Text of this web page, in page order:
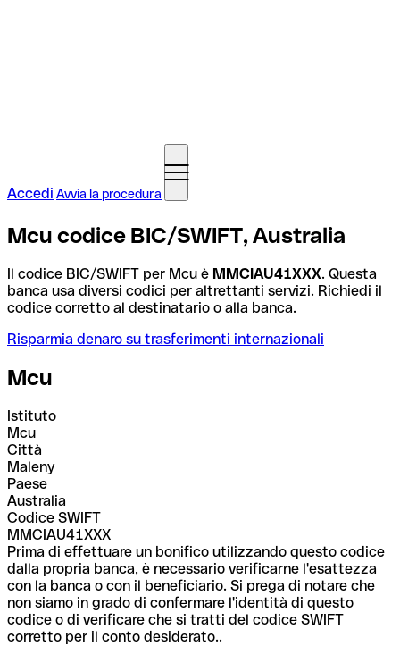
Accedi Avvia la procedura
Mcu codice BIC/SWIFT, Australia
Il codice BIC/SWIFT per Mcu è MMCIAU41XXX. Questa
banca usa diversi codici per altrettanti servizi. Richiedi il
codice corretto al destinatario o alla banca.
Risparmia denaro su trasferimenti internazionali
Mcu
Istituto
Mcu
Città
Maleny
Paese
Australia
Codice SWIFT
MMCIAU41XXX
Prima di effettuare un bonifico utilizzando questo codice
dalla propria banca, è necessario verificarne l'esattezza
con la banca o con il beneficiario. Si prega di notare che
non siamo in grado di confermare l'identità di questo
codice o di verificare che si tratti del codice SWIFT
corretto per il conto desiderato..